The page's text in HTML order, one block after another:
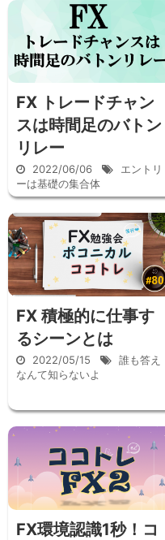
FX トレードチャン
スは時間足のバトン
リレー
2022/06/06
エントリ
ーは基礎の集合体
FX 積極的に仕事す
るシーンとは
2022/05/15
誰も答え
なんて知らないよ
FX環境認識1秒！コ